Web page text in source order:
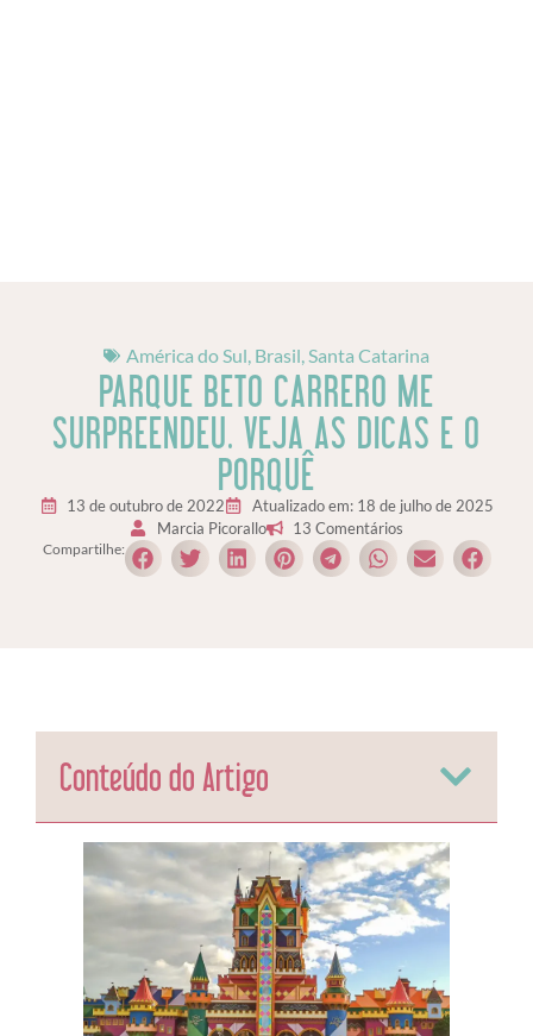
América do Sul Brasil Santa Catarina
PARQUE BETO CARRERO ME
SURPREENDEU. VEJA AS DICAS E O
PORQUÊ
13 de outubro de 2022
Atualizado em: 18 de julho de 2025
Marcia Picorallo
13 Comentários
Compartilhe:
Conteúdo do Artigo